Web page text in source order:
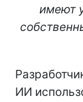
имеют
ИИ